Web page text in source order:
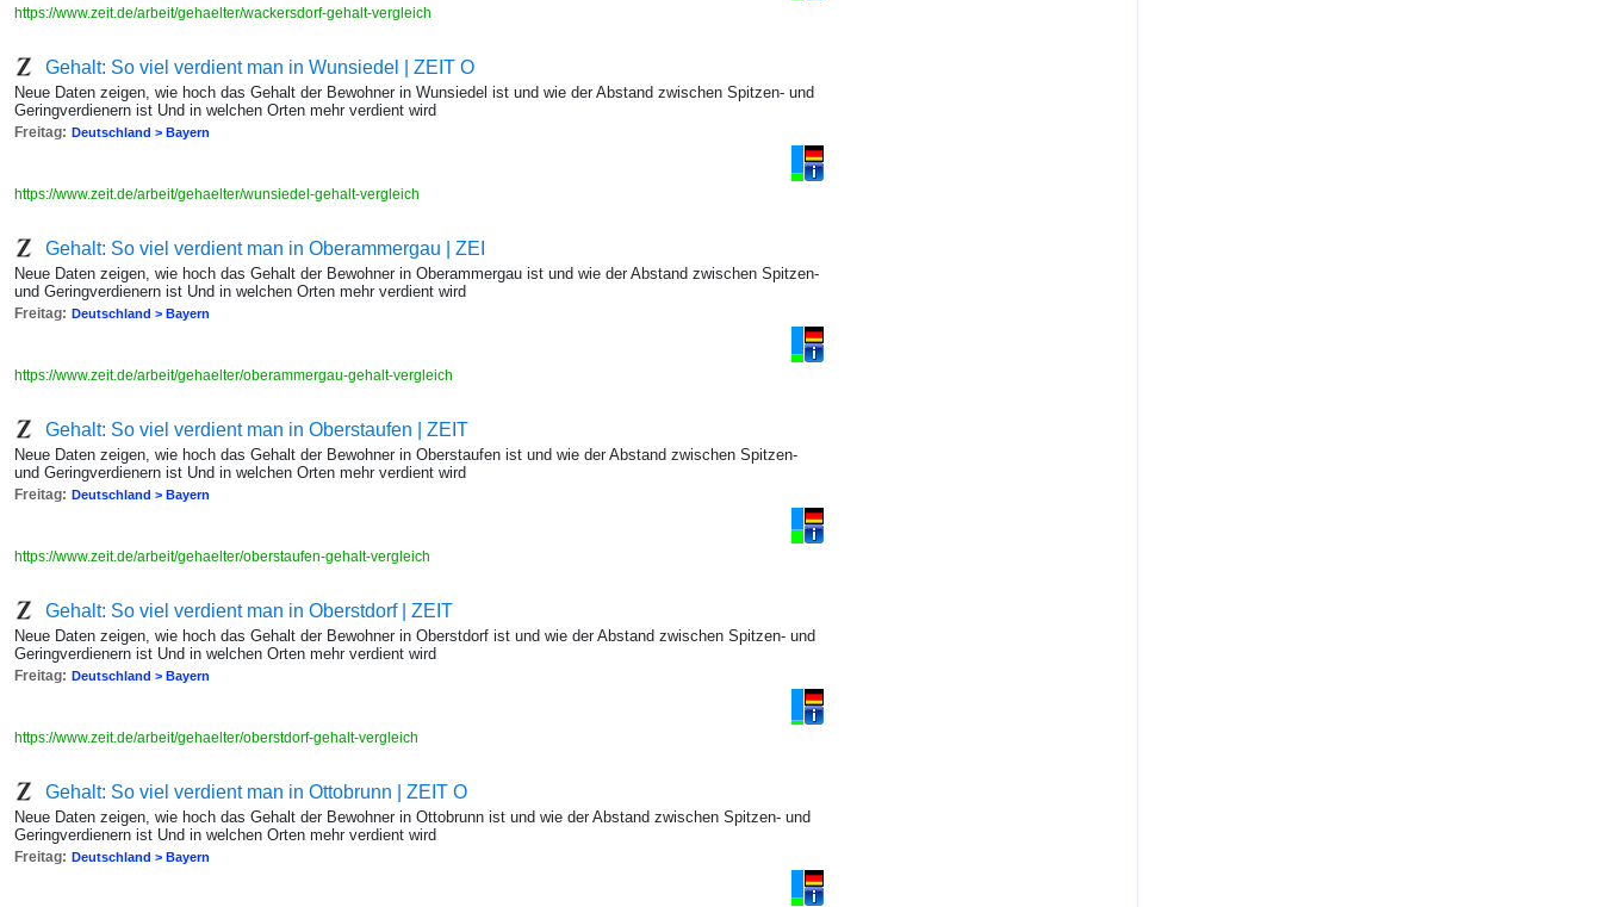
https://www.zeit.de/arbeit/gehaelter/wackersdorf-gehalt-vergleich
Gehalt: So viel verdient man in Wunsiedel | ZEIT O
Neue Daten zeigen, wie hoch das Gehalt der Bewohner in Wunsiedel ist und wie der Abstand zwischen Spitzen- und
Geringverdienern ist Und in welchen Orten mehr verdient wird
Freitag: Deutschland > Bayern
https://www.zeit.de/arbeit/gehaelter/wunsiedel-gehalt-vergleich
Gehalt: So viel verdient man in Oberammergau | ZEI
Neue Daten zeigen, wie hoch das Gehalt der Bewohner in Oberammergau ist und wie der Abstand zwischen Spitzen-
und Geringverdienern ist Und in welchen Orten mehr verdient wird
Freitag: Deutschland > Bayern
https://www.zeit.de/arbeit/gehaelter/oberammergau-gehalt-vergleich
Gehalt: So viel verdient man in Oberstaufen | ZEIT
Neue Daten zeigen, wie hoch das Gehalt der Bewohner in Oberstaufen ist und wie der Abstand zwischen Spitzen-
und Geringverdienern ist Und in welchen Orten mehr verdient wird
Freitag: Deutschland > Bayern
https://www.zeit.de/arbeit/gehaelter/oberstaufen-gehalt-vergleich
Gehalt: So viel verdient man in Oberstdorf | ZEIT
Neue Daten zeigen, wie hoch das Gehalt der Bewohner in Oberstdorf ist und wie der Abstand zwischen Spitzen- und
Geringverdienern ist Und in welchen Orten mehr verdient wird
Freitag: Deutschland > Bayern
https://www.zeit.de/arbeit/gehaelter/oberstdorf-gehalt-vergleich
Gehalt: So viel verdient man in Ottobrunn | ZEIT O
Neue Daten zeigen, wie hoch das Gehalt der Bewohner in Ottobrunn ist und wie der Abstand zwischen Spitzen- und
Geringverdienern ist Und in welchen Orten mehr verdient wird
Freitag: Deutschland > Bayern